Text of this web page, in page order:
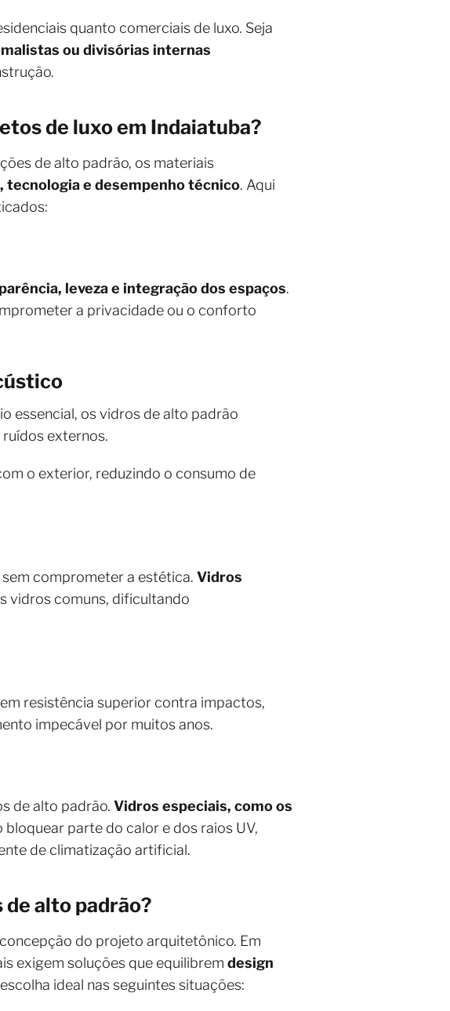
quanto comerciais de luxo. Seja
ou divisórias internas
de luxo em Indaiatuba?
de alto padrão, os materiais
e desempenho técnico. Aqui
leveza e integração dos espaços.
a privacidade ou o conforto
essencial, os vidros de alto padrão
externos.
o exterior, reduzindo o consumo de
sem comprometer a estética. Vidros
vidros comuns, dificultando
resistência superior contra impactos,
impecável por muitos anos.
de alto padrão. Vidros especiais, como os
parte do calor e dos raios UV,
de climatização artificial.
alto padrão?
do projeto arquitetônico. Em
exigem soluções que equilibrem design
ideal nas seguintes situações: